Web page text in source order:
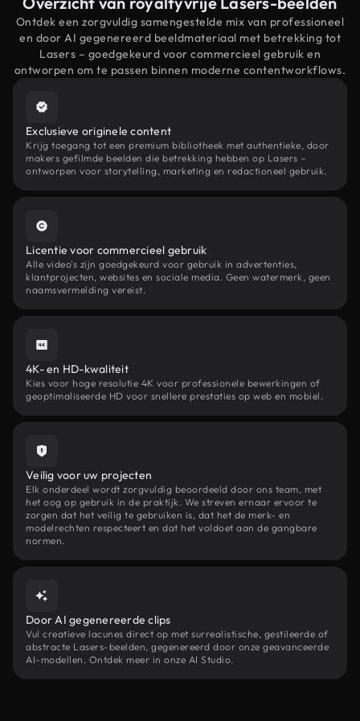
Ontdek een zorgvuldig samengestelde mix van professioneel
en door AI gegenereerd beeldmateriaal met betrekking tot
Lasers – goedgekeurd voor commercieel gebruik en
ontworpen om te passen binnen moderne contentworkflows.
Exclusieve originele content
Krijg toegang tot een premium bibliotheek met authentieke, door
makers gefilmde beelden die betrekking hebben op Lasers –
ontworpen voor storytelling, marketing en redactioneel gebruik.
Licentie voor commercieel gebruik
Alle video's zijn goedgekeurd voor gebruik in advertenties,
klantprojecten, websites en sociale media. Geen watermerk, geen
naamsvermelding vereist.
4K- en HD-kwaliteit
Kies voor hoge resolutie 4K voor professionele bewerkingen of
geoptimaliseerde HD voor snellere prestaties op web en mobiel.
Veilig voor uw projecten
Elk onderdeel wordt zorgvuldig beoordeeld door ons team, met
het oog op gebruik in de praktijk. We streven ernaar ervoor te
zorgen dat het veilig te gebruiken is, dat het de merk- en
modelrechten respecteert en dat het voldoet aan de gangbare
normen.
Door AI gegenereerde clips
Vul creatieve lacunes direct op met surrealistische, gestileerde of
abstracte Lasers-beelden, gegenereerd door onze geavanceerde
AI-modellen. Ontdek meer in onze AI Studio.